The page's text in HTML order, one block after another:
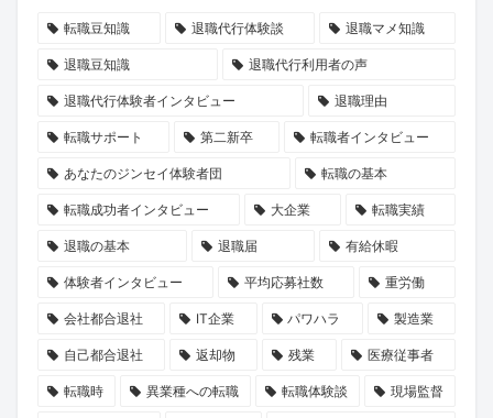
転職豆知識 退職代行体験談 退職マメ知識
退職豆知識 退職代行利用者の声
退職代行体験者インタビュー 退職理由
転職サポート 第二新卒 転職者インタビュー
あなたのジンセイ体験者団 転職の基本
転職成功者インタビュー 大企業 転職実績
退職の基本 退職届 有給休暇
体験者インタビュー 平均応募社数 重労働
会社都合退社 IT企業 パワハラ 製造業
自己都合退社 返却物 残業 医療従事者
転職時 異業種への転職 転職体験談 現場監督